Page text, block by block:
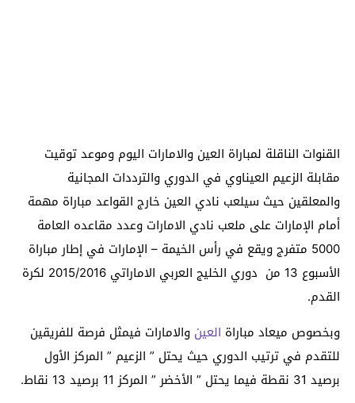
القنوات الناقلة لمباراة العين والامارات اليوم وموعد توقيت
مقابلة الزعيم العيناوي في الدوري والترددات المجانية
والمعلقين حيث سيلعب نادي العين خارج القواعد مباراة مهمة
أمام الإمارات على ملعب نادي الامارات وعدد مقاعده العامة
5000 متفرج ويقع في رأس الخيمة – الإمارات في إطار مباراة
الأسبوع 13 من دوري الخليج العربي الاماراتي 2015/2016 لكرة
القدم.
وبخصوص ميعاد مباراة العين والامارات فيمثل فرصة للفريقين
للتقدم في ترتيب الدوري حيث يحتل ” الزعيم ” المركز الأول
برصيد 31 نقطة فيما يحتل ” الأخضر ” المركز 11 برصيد 13 نقاط.